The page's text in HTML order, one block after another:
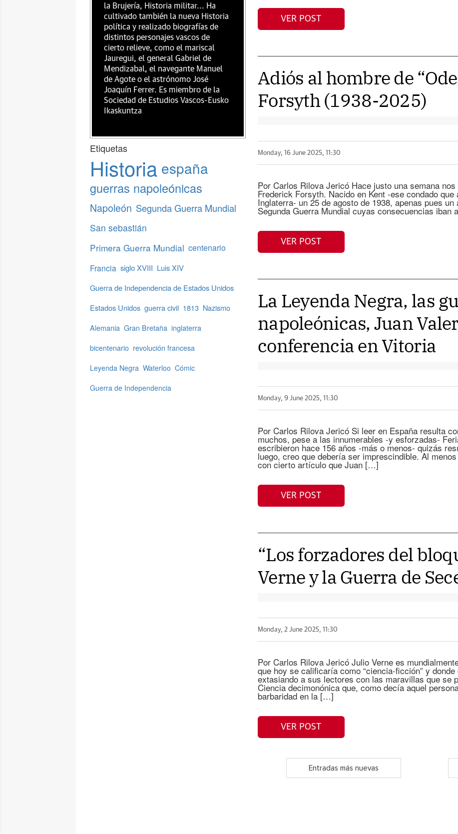
VER POST
Adiós al hombre de
Forsyth (1938-2025)
Monday, 16 June 2025, 11:30
Por Carlos Rilova Jericó Hace justo una semana nos
Frederick Forsyth. Nacido en Kent -ese condado
Inglaterra- un 25 de agosto de 1938, apenas pues
Segunda Guerra Mundial cuyas consecuencias
VER POST
La Leyenda Negra, las
napoleónicas, Juan
conferencia en Vitoria
Monday, 9 June 2025, 11:30
Por Carlos Rilova Jericó Si leer en España resulta
muchos, pese a las innumerables -y esforzadas-
escribieron hace 156 años -más o menos- quizás
luego, creo que debería ser imprescindible. Al
con cierto artículo que Juan […]
VER POST
“Los forzadores del
Verne y la Guerra de
Monday, 2 June 2025, 11:30
Por Carlos Rilova Jericó Julio Verne es
que hoy se calificaría como “ciencia-ficción” y
extasiando a sus lectores con las maravillas que se
Ciencia decimonónica que, como decía aquel
barbaridad en la […]
VER POST
Entradas más nuevas
la Brujería, Historia militar... Ha
cultivado también la nueva Historia
política y realizado biografías de
distintos personajes vascos de
cierto relieve, como el mariscal
Jauregui, el general Gabriel de
Mendizabal, el navegante Manuel
de Agote o el astrónomo José
Joaquín Ferrer. Es miembro de la
Sociedad de Estudios Vascos-Eusko
Ikaskuntza
Etiquetas
Historia españa
guerras napoleónicas
Napoleón Segunda Guerra Mundial
San sebastián
Primera Guerra Mundial centenario
Francia siglo XVIII Luis XIV
Guerra de Independencia de Estados Unidos
Estados Unidos guerra civil 1813 Nazismo
Alemania Gran Bretaña inglaterra
bicentenario revolución francesa
Leyenda Negra Waterloo Cómic
Guerra de Independencia